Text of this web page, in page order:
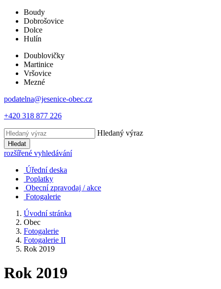
Boudy
Dobrošovice
Dolce
Hulín
Doublovičky
Martinice
Vršovice
Mezné
podatelna@jesenice-obec.cz
+420 318 877 226
Hledaný výraz
Hledat
rozšířené vyhledávání
Úřední deska
Poplatky
Obecní zpravodaj / akce
Fotogalerie
Úvodní stránka
Obec
Fotogalerie
Fotogalerie II
Rok 2019
Rok 2019